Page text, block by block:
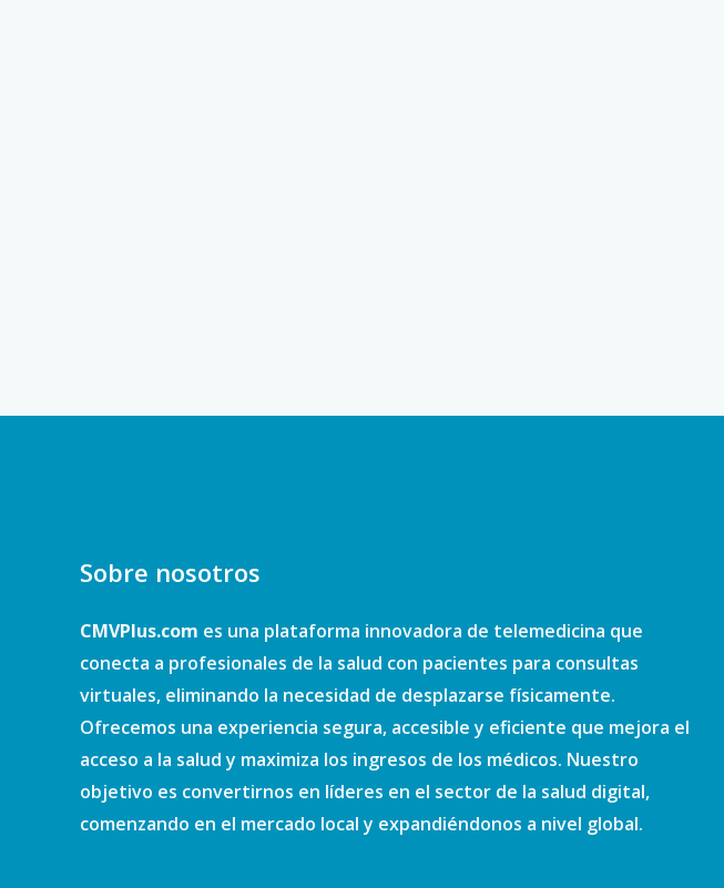
Sobre nosotros
CMVPlus.com es una plataforma innovadora de telemedicina que
conecta a profesionales de la salud con pacientes para consultas
virtuales, eliminando la necesidad de desplazarse físicamente.
Ofrecemos una experiencia segura, accesible y eficiente que mejora el
acceso a la salud y maximiza los ingresos de los médicos. Nuestro
objetivo es convertirnos en líderes en el sector de la salud digital,
comenzando en el mercado local y expandiéndonos a nivel global.